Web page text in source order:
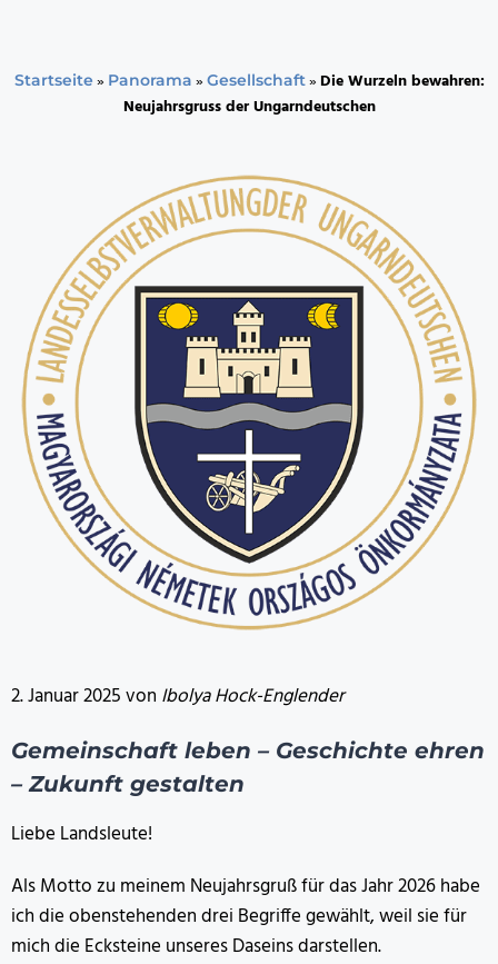
Startseite » Panorama » Gesellschaft»Die Wurzeln bewahren:
Neujahrsgruss der Ungarndeutschen
2. Januar 2025 von Ibolya Hock-Englender
Gemeinschaft leben – Geschichte ehren
– Zukunft gestalten
Liebe Landsleute!
Als Motto zu meinem Neujahrsgruß für das Jahr 2026 habe
ich die obenstehenden drei Begriffe gewählt, weil sie für
mich die Ecksteine unseres Daseins darstellen.